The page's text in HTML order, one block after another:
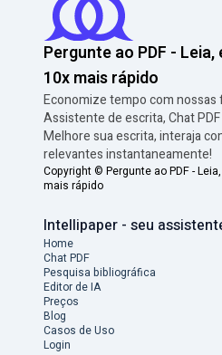
Pergunte ao PDF -
10x mais rápido
Economize tempo com nossas
Assistente de escrita, Chat
Melhore sua escrita, interaja
relevantes instantaneamente!
Copyright © Pergunte ao PDF -
mais rápido
Intellipaper - seu
Home
Chat PDF
Pesquisa bibliográfica
Editor de IA
Preços
Blog
Casos de Uso
Login